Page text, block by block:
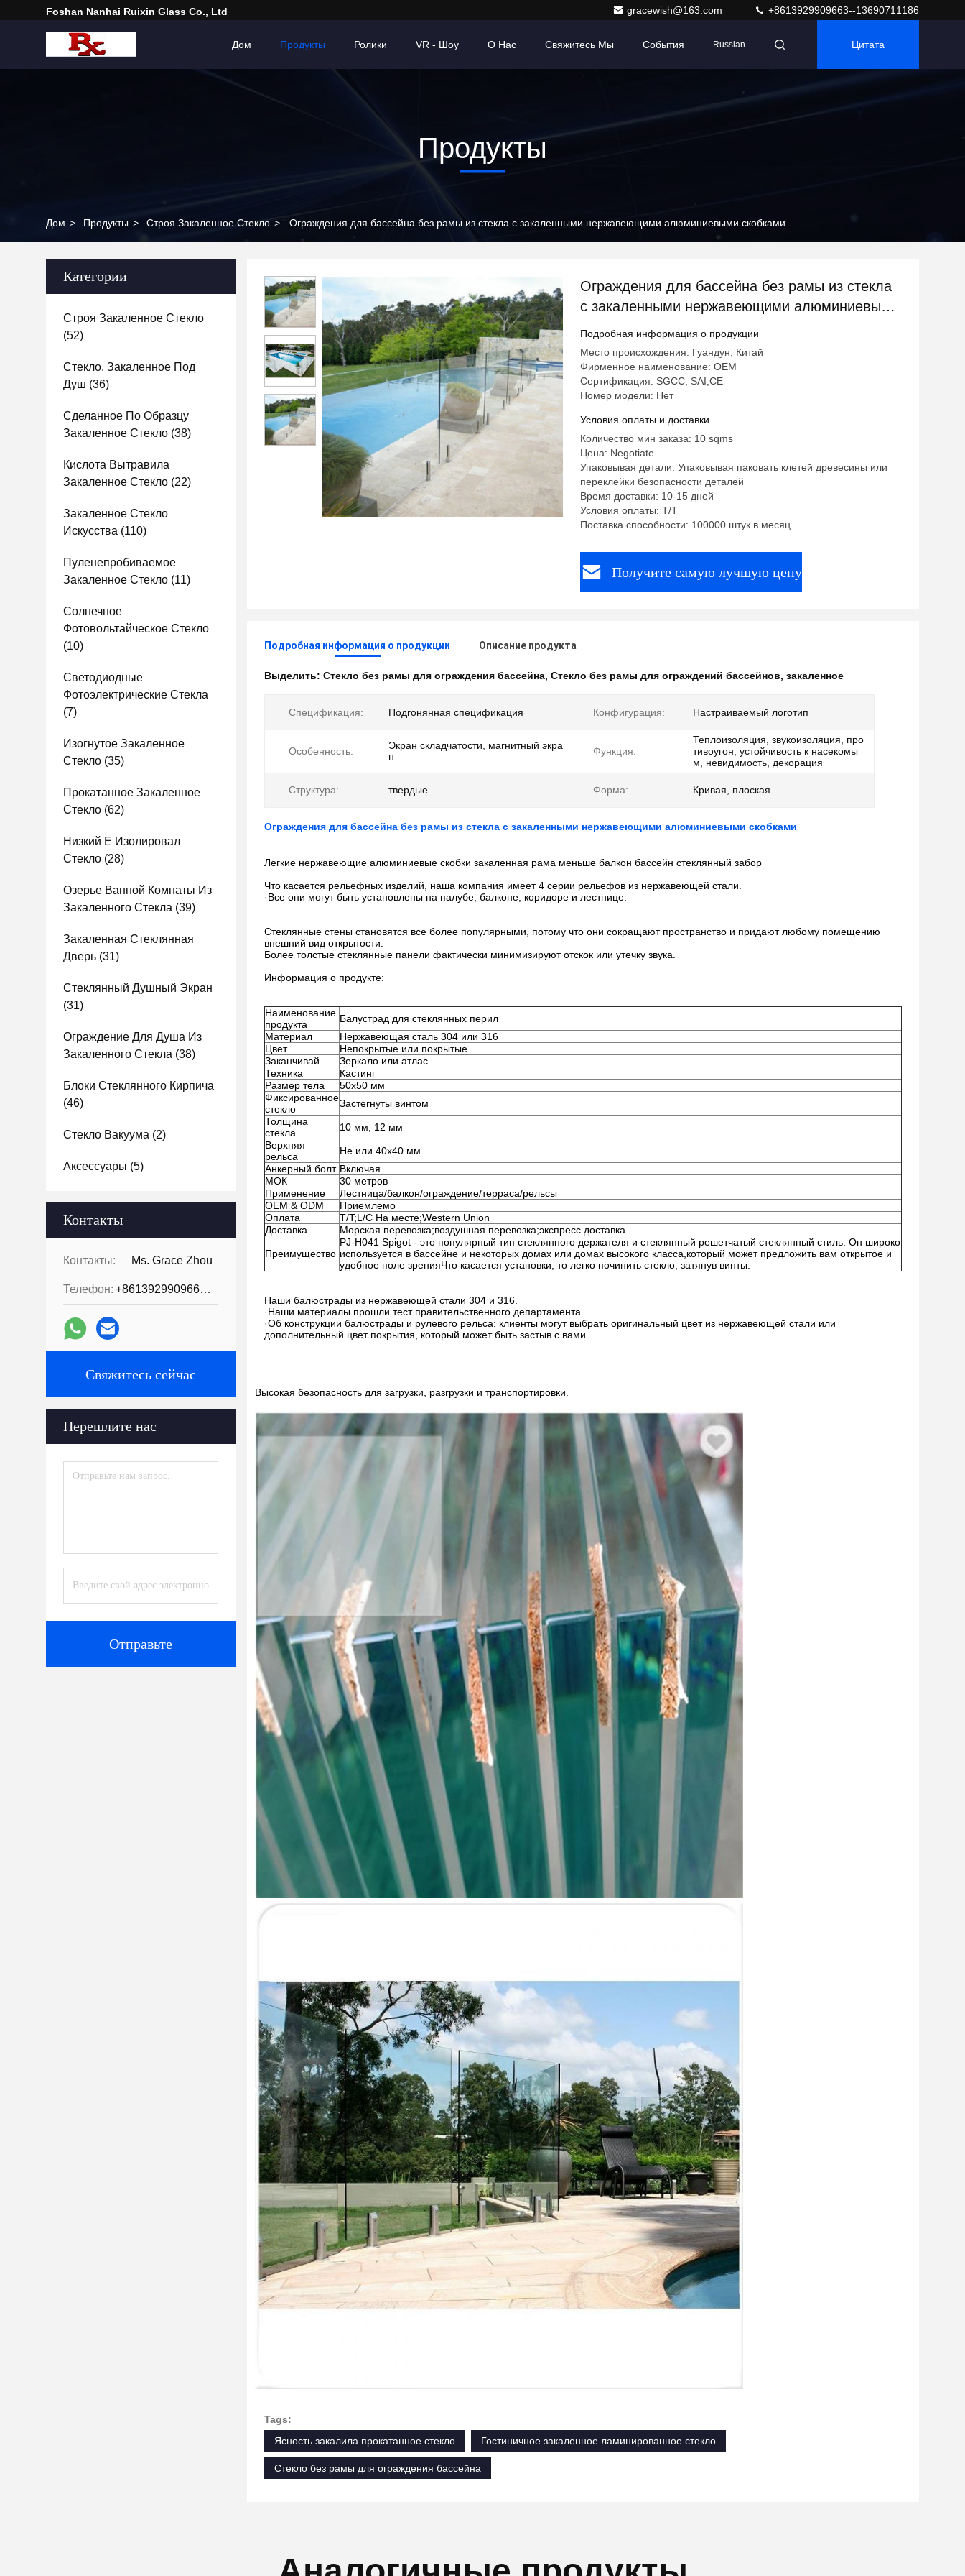
Foshan Nanhai Ruixin Glass Co., Ltd gracewish@163.com +8613929909663--13690711186
Дом Продукты Ролики VR - Шоу О Нас Свяжитесь Мы События Russian Цитата
Продукты
Дом > Продукты > Строя Закаленное Стекло > Ограждения для бассейна без рамы из стекла с закаленными нержавеющими алюминиевыми скобками
Категории
Строя Закаленное Стекло
(52)
Стекло, Закаленное Под
Душ (36)
Сделанное По Образцу
Закаленное Стекло (38)
Кислота Вытравила
Закаленное Стекло (22)
Закаленное Стекло
Искусства (110)
Пуленепробиваемое
Закаленное Стекло (11)
Солнечное
Фотовольтайческое Стекло
(10)
Светодиодные
Фотоэлектрические Стекла
(7)
Изогнутое Закаленное
Стекло (35)
Прокатанное Закаленное
Стекло (62)
Низкий E Изолировал
Стекло (28)
Озерье Ванной Комнаты Из
Закаленного Стекла (39)
Закаленная Стеклянная
Дверь (31)
Стеклянный Душный Экран
(31)
Ограждение Для Душа Из
Закаленного Стекла (38)
Блоки Стеклянного Кирпича
(46)
Стекло Вакуума (2)
Аксессуары (5)
Контакты
Контакты: Ms. Grace Zhou
Телефон: +8613929909663--13690711186
Свяжитесь сейчас
Перешлите нас
Отправьте
Ограждения для бассейна без рамы из стекла
с закаленными нержавеющими алюминиевыми
скобками
Подробная информация о продукции
Место происхождения: Гуандун, Китай
Фирменное наименование: OEM
Сертификация: SGCC, SAI,CE
Номер модели: Нет
Условия оплаты и доставки
Количество мин заказа: 10 sqms
Цена: Negotiate
Упаковывая детали: Упаковывая паковать клетей древесины или
переклейки безопасности деталей
Время доставки: 10-15 дней
Условия оплаты: T/T
Поставка способности: 100000 штук в месяц
Получите самую лучшую цену
Подробная информация о продукции Описание продукта
Выделить: Стекло без рамы для ограждения бассейна, Стекло без рамы для ограждений бассейнов, закаленное
Спецификация: Подгонянная спецификация Конфигурация: Настраиваемый логотип
Особенность:
Экран складчатости, магнитный экра
н
Функция:
Теплоизоляция, звукоизоляция, про
тивоугон, устойчивость к насекомы
м, невидимость, декорация
Структура: твердые Форма: Кривая, плоская
Ограждения для бассейна без рамы из стекла с закаленными нержавеющими алюминиевыми скобками
Легкие нержавеющие алюминиевые скобки закаленная рама меньше балкон бассейн стеклянный забор
Что касается рельефных изделий, наша компания имеет 4 серии рельефов из нержавеющей стали.
·Все они могут быть установлены на палубе, балконе, коридоре и лестнице.
Стеклянные стены становятся все более популярными, потому что они сокращают пространство и придают любому помещению
внешний вид открытости.
Более толстые стеклянные панели фактически минимизируют отскок или утечку звука.
Информация о продукте:
Наименование
продукта
Балустрад для стеклянных перил
Материал
Нержавеющая сталь 304 или 316
Цвет
Непокрытые или покрытые
Заканчивай.
Зеркало или атлас
Техника
Кастинг
Размер тела
50х50 мм
Фиксированное
стекло
Застегнуты винтом
Толщина
стекла
10 мм, 12 мм
Верхняя
рельса
Не или 40x40 мм
Анкерный болт Включая
МОК
30 метров
Применение
Лестница/балкон/ограждение/терраса/рельсы
OEM & ODM
Приемлемо
Оплата
T/T;L/C На месте;Western Union
Доставка
Морская перевозка;воздушная перевозка;экспресс доставка
Преимущество
PJ-H041 Spigot - это популярный тип стеклянного держателя и стеклянный решетчатый стеклянный стиль. Он широко
используется в бассейне и некоторых домах или домах высокого класса,который может предложить вам открытое и
удобное поле зренияЧто касается установки, то легко починить стекло, затянув винты.
Наши балюстрады из нержавеющей стали 304 и 316.
·Наши материалы прошли тест правительственного департамента.
·Об конструкции балюстрады и рулевого рельса: клиенты могут выбрать оригинальный цвет из нержавеющей стали или
дополнительный цвет покрытия, который может быть застыв с вами.
Высокая безопасность для загрузки, разгрузки и транспортировки.
Tags:
Ясность закалила прокатанное стекло
Гостиничное закаленное ламинированное стекло
Стекло без рамы для ограждения бассейна